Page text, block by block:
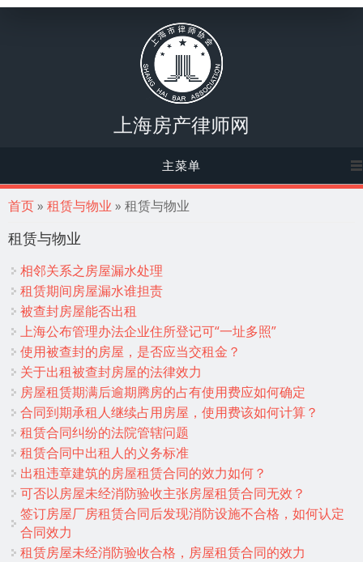
上海房产律师网
主菜单
你在这里
首页» 租赁与物业 » 租赁与物业
租赁与物业
相邻关系之房屋漏水处理
租赁期间房屋漏水谁担责
被查封房屋能否出租
上海公布管理办法企业住所登记可“一址多照”
使用被查封的房屋，是否应当交租金？
关于出租被查封房屋的法律效力
房屋租赁期满后逾期腾房的占有使用费应如何确定
合同到期承租人继续占用房屋，使用费该如何计算？
租赁合同纠纷的法院管辖问题
租赁合同中出租人的义务标准
出租违章建筑的房屋租赁合同的效力如何？
可否以房屋未经消防验收主张房屋租赁合同无效？
签订房屋厂房租赁合同后发现消防设施不合格，如何认定
合同效力
租赁房屋未经消防验收合格，房屋租赁合同的效力